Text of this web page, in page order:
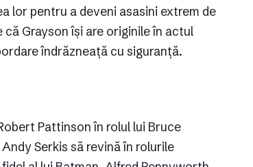
lor pentru a deveni asasini extrem de
Grayson își are originile în actul
îndrăzneață cu siguranță.
Pattinson în rolul lui Bruce
Serkis să revină în rolurile